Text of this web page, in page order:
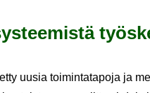
uusia toimintatapoja ja